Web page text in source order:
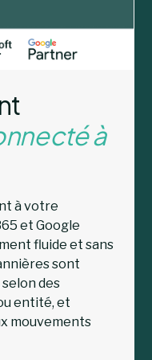
à
à votre
et Google
fluide et sans
sont
des
entité, et
mouvements